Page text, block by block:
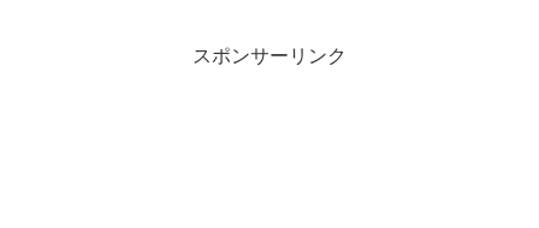
スポンサーリンク